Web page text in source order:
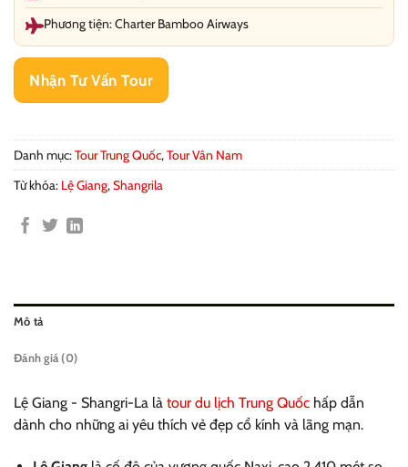
Phương tiện: Charter Bamboo Airways
Nhận Tư Vấn Tour
Danh mục:Tour Trung Quốc,Tour Vân Nam
Từ khóa: Lệ Giang,Shangrila
Mô tả
Đánh giá (0)
Lệ Giang - Shangri-La là tour du lịch Trung Quốc hấp dẫn
dành cho những ai yêu thích vẻ đẹp cổ kính và lãng mạn.